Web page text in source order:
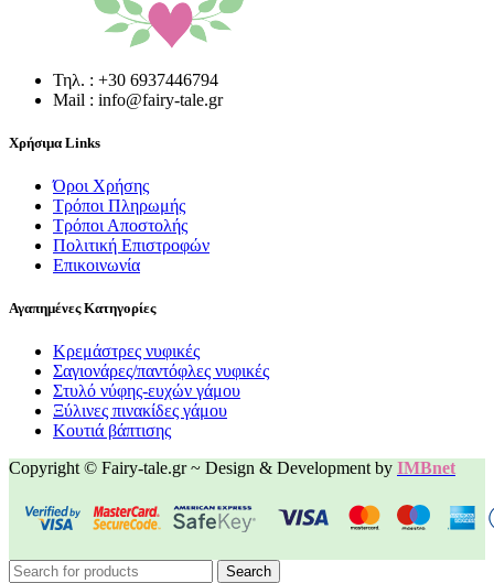
Τηλ. : +30 6937446794
Mail : info@fairy-tale.gr
Χρήσιμα Links
Όροι Χρήσης
Τρόποι Πληρωμής
Τρόποι Αποστολής
Πολιτική Επιστροφών
Επικοινωνία
Αγαπημένες Κατηγορίες
Κρεμάστρες νυφικές
Σαγιονάρες/παντόφλες νυφικές
Στυλό νύφης-ευχών γάμου
Ξύλινες πινακίδες γάμου
Κουτιά βάπτισης
Copyright © Fairy-tale.gr ~ Design & Development by IMBnet
Search